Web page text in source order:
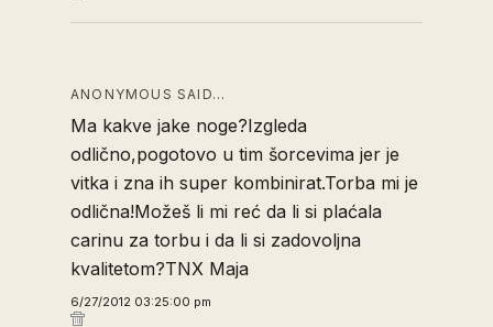
ANONYMOUS SAID…
Ma kakve jake noge?Izgleda
odlično,pogotovo u tim šorcevima jer je
vitka i zna ih super kombinirat.Torba mi je
odlična!Možeš li mi reć da li si plaćala
carinu za torbu i da li si zadovoljna
kvalitetom?TNX Maja
6/27/2012 03:25:00 pm